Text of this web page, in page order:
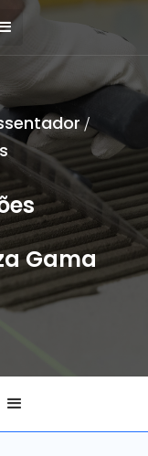
/
Gama